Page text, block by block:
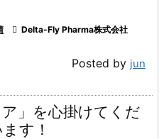
 Delta-Fly Pharma株式会社
Posted by jun
」を心掛けてくだ
す！